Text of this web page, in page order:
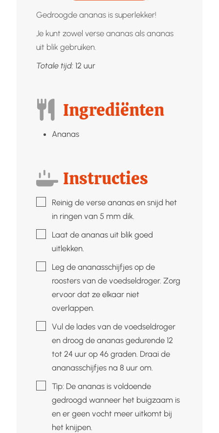
Gedroogde ananas is superlekker!
Je kunt zowel verse ananas als ananas
uit blik gebruiken.
Totale tijd: 12uur
uur
Ingrediënten
Ananas
Instructies
▢Reinig de verse ananas en snijd het
in ringen van 5 mm dik.
▢Laat de ananas uit blik goed
uitlekken.
▢Leg de ananasschijfjes op de
roosters van de voedseldroger. Zorg
ervoor dat ze elkaar niet
overlappen.
▢Vul de lades van de voedseldroger
en droog de ananas gedurende 12
tot 24 uur op 46 graden. Draai de
ananasschijfjes na 8 uur om.
▢
Tip: De ananas is voldoende
gedroogd wanneer het buigzaam is
en er geen vocht meer uitkomt bij
het knijpen.